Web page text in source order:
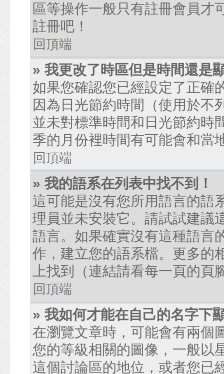
區等操作一般只有註冊會員才
註冊吧！
回頂端
» 我更改了時區但是時間還是
如果您確認您已經設定了正確
因為日光節約時間（使用於不
並未對標準時間和日光節約時
季的月份裡時間有可能會和當
回頂端
» 我的語系在列表中找不到！
這可能是沒有您所用語言的語
理員並未安裝它。請試試建議
語言。如果確實沒有這種語言
作，建立您的語系檔。更多的
上找到（連結請看每一頁的頁
回頂端
» 我如何才能在自己的名字下
在瀏覽文章時，可能會有兩個
您的等級相關的圖像，一般以
這個討論區的地位，或者您已